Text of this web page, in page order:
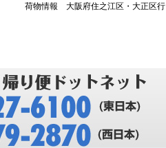
荷物情報 大阪府住之江区・大正区行